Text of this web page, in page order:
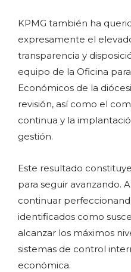
KPMG también ha
expresamente el
transparencia y
equipo de la Oficina
Económicos de la
revisión, así como el
continua y la
gestión.
Este resultado
para seguir avanzando.
continuar
identificados como
alcanzar los máximos
sistemas de control
económica.